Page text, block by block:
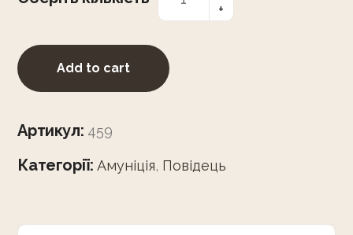
Add to cart
Артикул: 459
Категорії: Амуніція, Повідець